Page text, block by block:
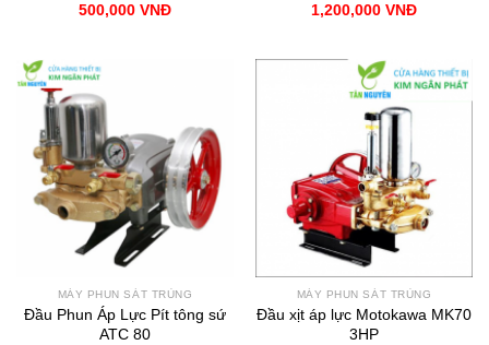
500,000 VNĐ 1,200,000 VNĐ
MÁY PHUN SÁT TRÙNG
Đầu Phun Áp Lực Pít tông sứ
ATC 80
MÁY PHUN SÁT TRÙNG
Đầu xịt áp lực Motokawa MK70
3HP